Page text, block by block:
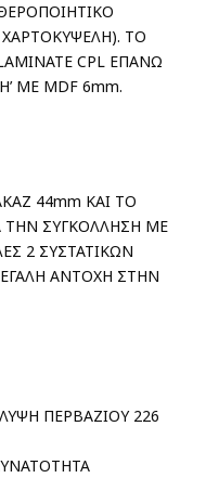
ΧΑΡΤΟΚΥΨΕΛΗ). ΤΟ
CPL ΕΠΑΝΩ
ME MDF 6mm.
44mm ΚΑΙ ΤΟ
ΤΗΝ ΣΥΓΚΟΛΛΗΣΗ ΜΕ
2 ΣΥΣΤΑΤΙΚΩΝ
ΑΝΤΟΧΗ ΣΤΗΝ
ΠΕΡΒΑΖΙΟΥ 226